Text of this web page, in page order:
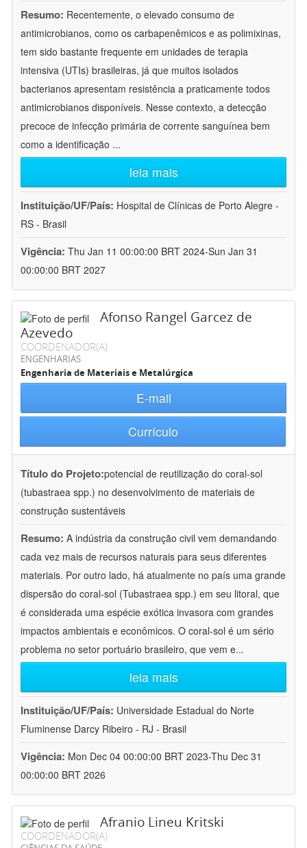
Resumo: Recentemente, o elevado consumo de
antimicrobianos, como os carbapenêmicos e as polimixinas,
tem sido bastante frequente em unidades de terapia
intensiva (UTIs) brasileiras, já que muitos isolados
bacterianos apresentam resistência a praticamente todos
antimicrobianos disponíveis. Nesse contexto, a detecção
precoce de infecção primária de corrente sanguínea bem
como a identificação ...
leia mais
Instituição/UF/País: Hospital de Clínicas de Porto Alegre -
RS - Brasil
Vigência: Thu Jan 11 00:00:00 BRT 2024-Sun Jan 31
00:00:00 BRT 2027
Afonso Rangel Garcez de
Azevedo
COORDENADOR(A)
ENGENHARIAS
Engenharia de Materiais e Metalúrgica
E-mail
Currículo
Título do Projeto:potencial de reutilização do coral-sol
(tubastraea spp.) no desenvolvimento de materiais de
construção sustentáveis
Resumo: A indústria da construção civil vem demandando
cada vez mais de recursos naturais para seus diferentes
materiais. Por outro lado, há atualmente no país uma grande
dispersão do coral-sol (Tubastraea spp.) em seu litoral, que
é considerada uma espécie exótica invasora com grandes
impactos ambientais e econômicos. O coral-sol é um sério
problema no setor portuário brasileiro, que vem e...
leia mais
Instituição/UF/País: Universidade Estadual do Norte
Fluminense Darcy Ribeiro - RJ - Brasil
Vigência: Mon Dec 04 00:00:00 BRT 2023-Thu Dec 31
00:00:00 BRT 2026
Afranio Lineu Kritski
COORDENADOR(A)